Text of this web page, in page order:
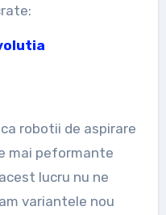
mai peformante
lucru nu ne
variantele nou